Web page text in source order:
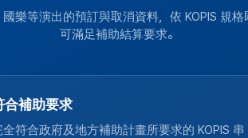
樂等演出的預訂與取消資料，依 KOPIS 規
可滿足補助結算要求。
合補助要求
全符合政府及地方補助計畫所要求的 KOPIS 串